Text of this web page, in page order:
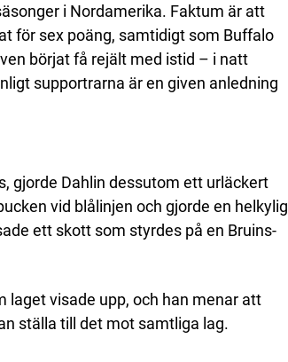
i Nordamerika. Faktum är att
för sex poäng, samtidigt som Buffalo
börjat få rejält med istid – i natt
supportrarna är en given anledning
gjorde Dahlin dessutom ett urläckert
vid blålinjen och gjorde en helkylig
ett skott som styrdes på en Bruins-
laget visade upp, och han menar att
ställa till det mot samtliga lag.